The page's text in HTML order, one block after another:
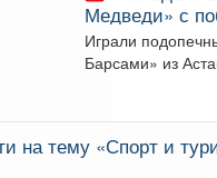
Медведи» с
турнире в
Играли
Барсами» из Астаны. Стартовый отрезок
на тему «Спорт и